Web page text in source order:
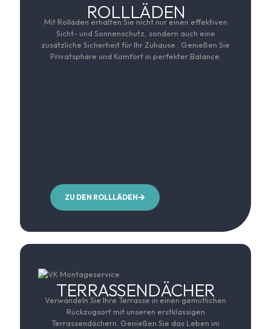
ROLLLÄDEN
Mit Rolläden erhalten Sie nicht nur einen effektiven
Sicht- und Sonnenschutz, sondern auch eine
zusätzliche Sicherheit für Ihr Zuhause . Genießen Sie
Privatsphäre und Komfort in perfekter Balance.
ZU DEN ROLLLÄDEN
TERRASSENDÄCHER
Verwandeln Sie Ihre Terrasse in einen gemütlichen
Rückzugsort mit unseren erstklassigen
Terrassendächern. Genießen Sie das Leben im